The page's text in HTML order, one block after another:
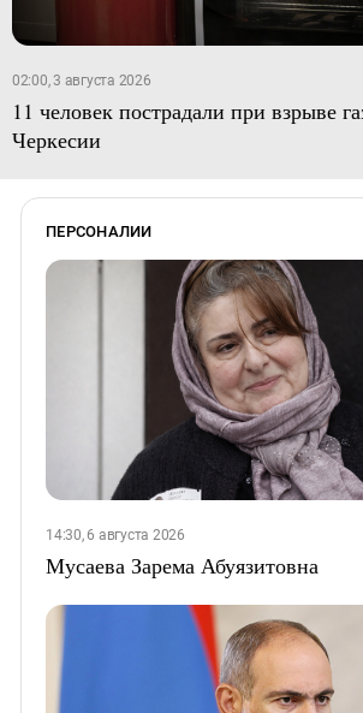
02:00, 3 августа 2026
11 человек пострадали при взрыве
Черкесии
ПЕРСОНАЛИИ
14:30, 6 августа 2026
Мусаева Зарема Абуязитовна